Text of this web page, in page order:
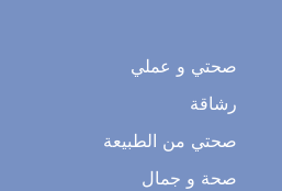
صحتي و عملي
رشاقة
صحتي من الطبيعة
صحة و جمال